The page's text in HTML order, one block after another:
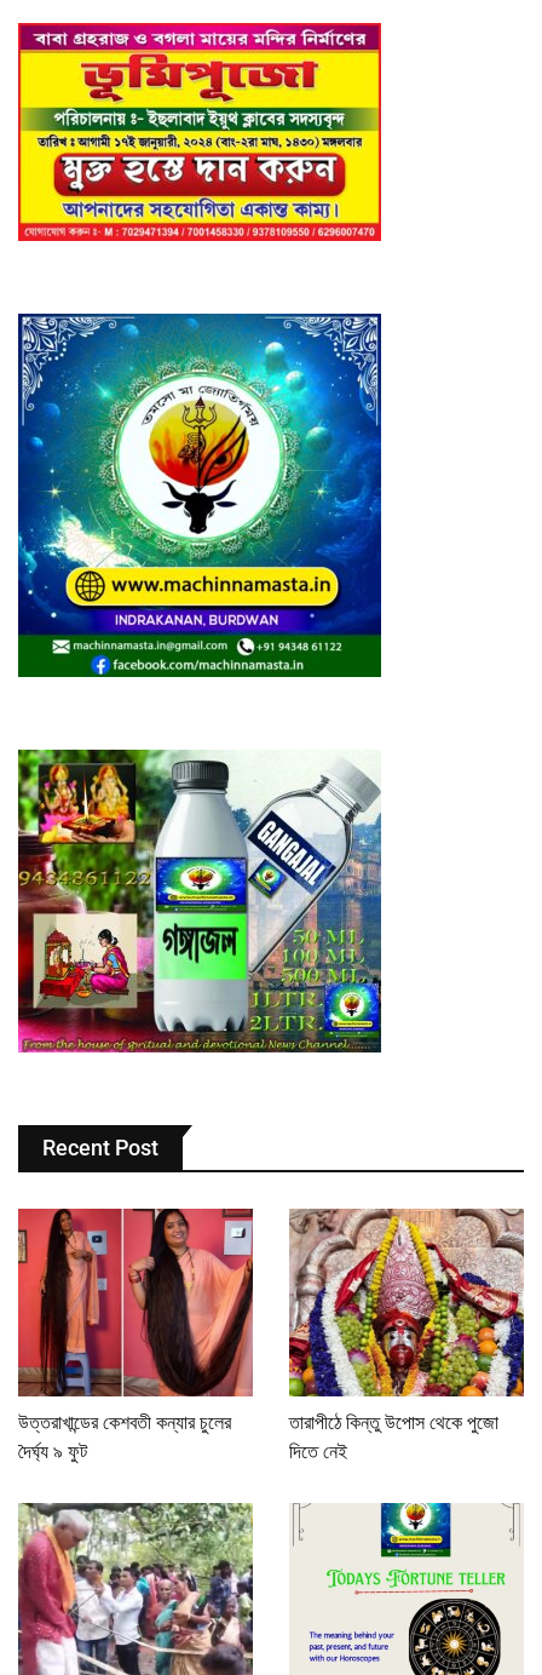
Recent Post
উত্তরাখান্ডের কেশবতী কন্যার চুলের
দৈর্ঘ্য ৯ ফুট
তারাপীঠে কিন্তু উপোস থেকে পুজো
দিতে নেই